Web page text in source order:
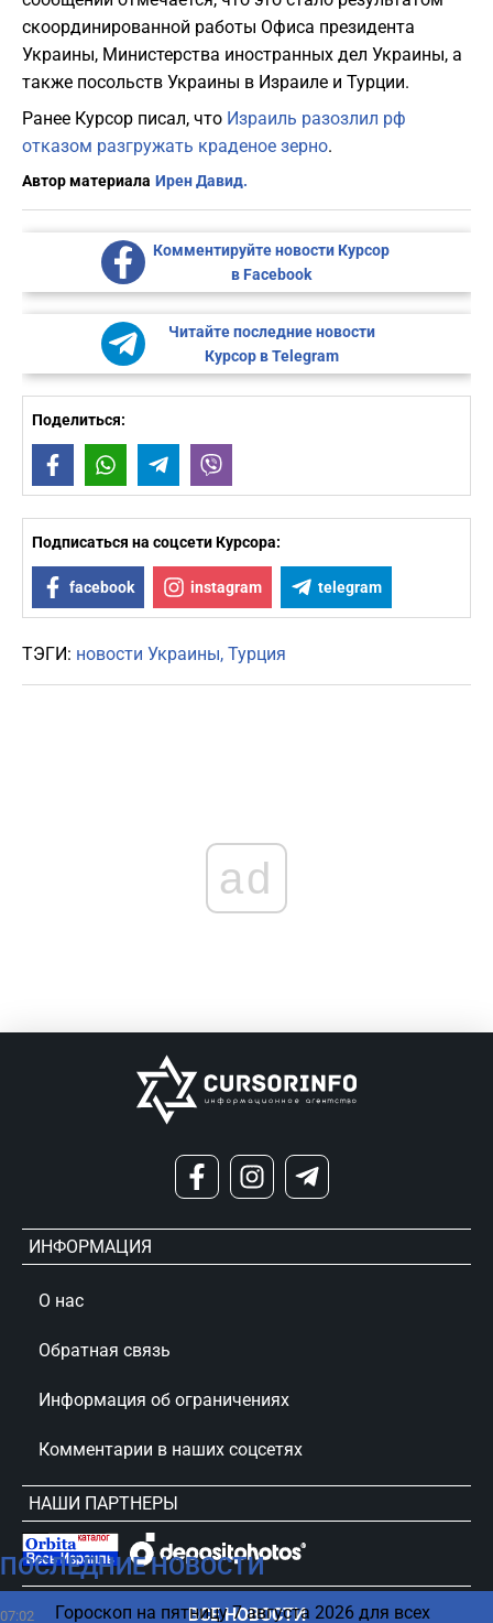
скоординированной работы Офиса президента
Украины, Министерства иностранных дел Украины, а
также посольств Украины в Израиле и Турции.
Ранее Курсор писал, что Израиль разозлил рф
отказом разгружать краденое зерно.
Автор материала Ирен Давид.
Комментируйте новости Курсор
в Facebook
Читайте последние новости
Курсор в Telegram
Поделиться:
FacebookWhatsAppTelegram
Подписаться на соцсети Курсора:
facebook instagram telegram
ТЭГИ: новости Украины Турция
ПОСЛЕДНИЕ НОВОСТИ
07:02 Гороскоп на пятницу 7 августа 2026 для всех
ВСЕ НОВОСТИ
ad
ИНФОРМАЦИЯ
О нас
Обратная связь
Информация об ограничениях
Комментарии в наших соцсетях
НАШИ ПАРТНЕРЫ
сursorinfo.co.il © Все права защищены